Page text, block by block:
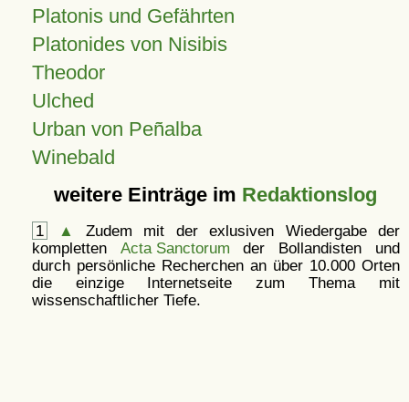
Platonis und Gefährten
Platonides von Nisibis
Theodor
Ulched
Urban von Peñalba
Winebald
weitere Einträge im Redaktionslog
1 ▲
Zudem mit der exlusiven Wiedergabe der
kompletten Acta Sanctorum der Bollandisten und
durch persönliche Recherchen an über 10.000 Orten
die einzige Internetseite zum Thema mit
wissenschaftlicher Tiefe.